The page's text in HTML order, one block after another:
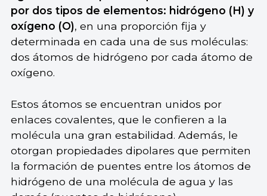
por dos tipos de elementos: hidrógeno (H) y
oxígeno (O), en una proporción fija y
determinada en cada una de sus moléculas:
dos átomos de hidrógeno por cada átomo de
oxígeno.
Estos átomos se encuentran unidos por
enlaces covalentes, que le confieren a la
molécula una gran estabilidad. Además, le
otorgan propiedades dipolares que permiten
la formación de puentes entre los átomos de
hidrógeno de una molécula de agua y las